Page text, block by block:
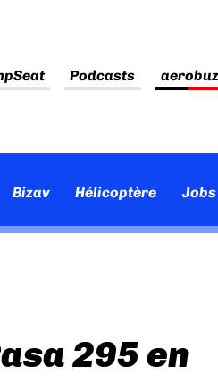
Podcasts
Bizav Hélicoptère Jobs
295 en